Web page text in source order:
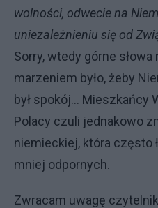
wolności, odwecie na
uniezależnieniu się od
Sorry, wtedy górne słowa
marzeniem było, żeby
był spokój... Mieszkańcy
Polacy czuli jednakowo
niemieckiej, która często
mniej odpornych.
Zwracam uwagę